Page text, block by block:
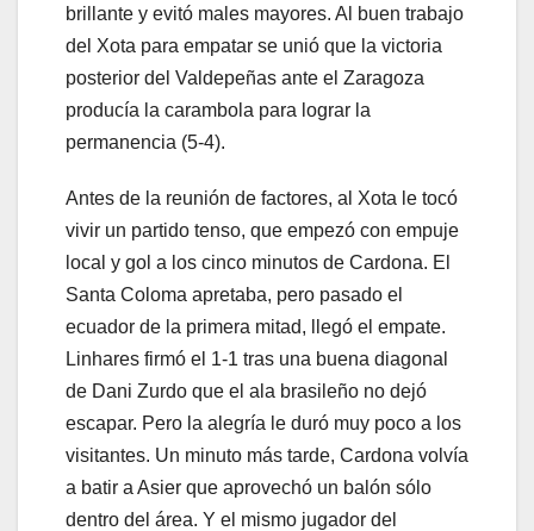
brillante y evitó males mayores. Al buen trabajo
del Xota para empatar se unió que la victoria
posterior del Valdepeñas ante el Zaragoza
producía la carambola para lograr la
permanencia (5-4).
Antes de la reunión de factores, al Xota le tocó
vivir un partido tenso, que empezó con empuje
local y gol a los cinco minutos de Cardona. El
Santa Coloma apretaba, pero pasado el
ecuador de la primera mitad, llegó el empate.
Linhares firmó el 1-1 tras una buena diagonal
de Dani Zurdo que el ala brasileño no dejó
escapar. Pero la alegría le duró muy poco a los
visitantes. Un minuto más tarde, Cardona volvía
a batir a Asier que aprovechó un balón sólo
dentro del área. Y el mismo jugador del